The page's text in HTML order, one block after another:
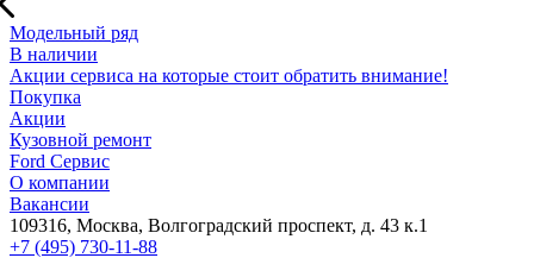
Модельный ряд
В наличии
Акции сервиса на которые стоит обратить внимание!
Покупка
Акции
Кузовной ремонт
Ford Сервис
О компании
Вакансии
109316, Москва, Волгоградский проспект, д. 43 к.1
+7 (495) 730-11-88